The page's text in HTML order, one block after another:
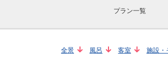
プラン一覧
全景 風呂 客室 施設・